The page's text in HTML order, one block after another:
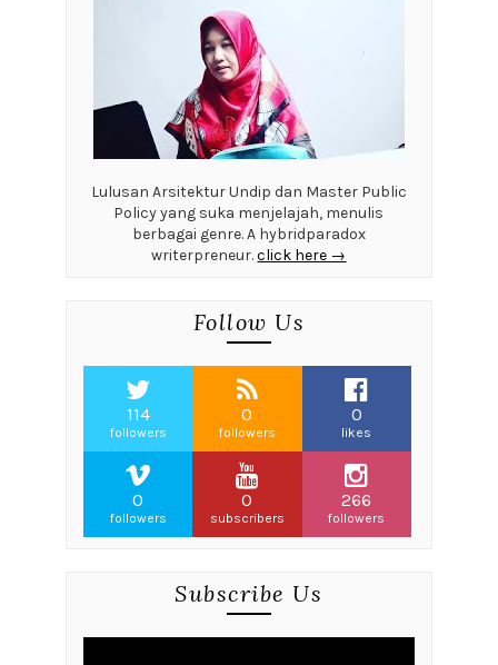
Lulusan Arsitektur Undip dan Master Public
Policy yang suka menjelajah, menulis
berbagai genre. A hybridparadox
writerpreneur.click here →
Follow Us
114
followers
0
followers
0
likes
0
followers
0
subscribers
266
followers
Subscribe Us